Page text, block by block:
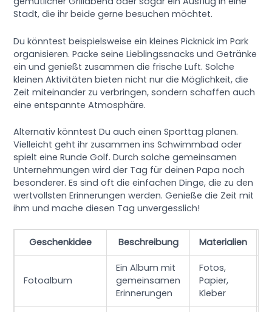
Stadt, die ihr beide gerne besuchen möchtet.
Du könntest beispielsweise ein kleines Picknick im Park
organisieren. Packe seine Lieblingssnacks und Getränke
ein und genießt zusammen die frische Luft. Solche
kleinen Aktivitäten bieten nicht nur die Möglichkeit, die
Zeit miteinander zu verbringen, sondern schaffen auch
eine entspannte Atmosphäre.
Alternativ könntest Du auch einen Sporttag planen.
Vielleicht geht ihr zusammen ins Schwimmbad oder
spielt eine Runde Golf. Durch solche gemeinsamen
Unternehmungen wird der Tag für deinen Papa noch
besonderer. Es sind oft die einfachen Dinge, die zu den
wertvollsten Erinnerungen werden. Genieße die Zeit mit
ihm und mache diesen Tag unvergesslich!
Geschenkidee Beschreibung Materialien
Fotoalbum
Ein Album mit
gemeinsamen
Erinnerungen
Fotos,
Papier,
Kleber